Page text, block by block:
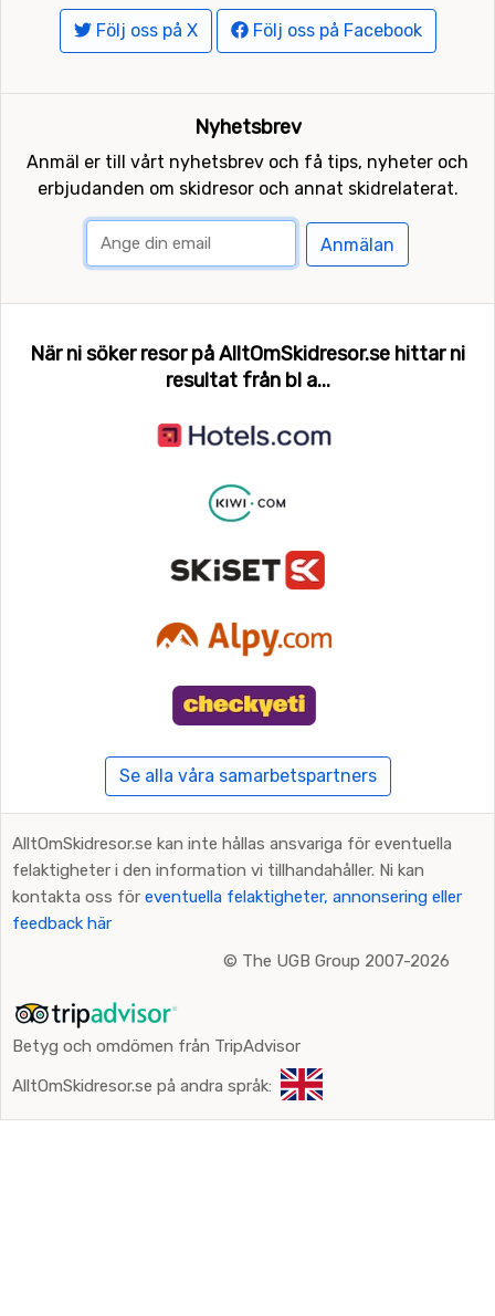
Följ oss på X Följ oss på Facebook
Nyhetsbrev
Anmäl er till vårt nyhetsbrev och få tips, nyheter och
erbjudanden om skidresor och annat skidrelaterat.
Anmälan
När ni söker resor på AlltOmSkidresor.se hittar ni
resultat från bl a...
Se alla våra samarbetspartners
AlltOmSkidresor.se kan inte hållas ansvariga för eventuella
felaktigheter i den information vi tillhandahåller. Ni kan
kontakta oss för eventuella felaktigheter, annonsering eller
feedback här
© The UGB Group 2007-2026
Betyg och omdömen från TripAdvisor
AlltOmSkidresor.se på andra språk: